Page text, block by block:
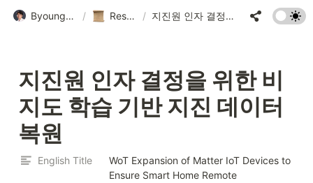
Byounghyun Yoo • 유병현 / Research Paper / 지진원 인자 결정을 위한 비지도 학습 기반 지진 데이터 복원
지진원 인자 결정을 위한 비
지도 학습 기반 지진 데이터
복원
English Title
WoT Expansion of Matter IoT Devices to
Ensure Smart Home Remote